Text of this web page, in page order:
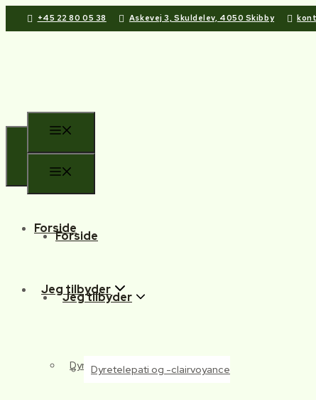
+45 22 80 05 38 Askevej 3, Skuldelev, 4050 Skibby
Forside
Jeg tilbyder
Dyretelepati og -clairvoyance
Forside
Jeg tilbyder
Dyretelepati og -clairvoyance